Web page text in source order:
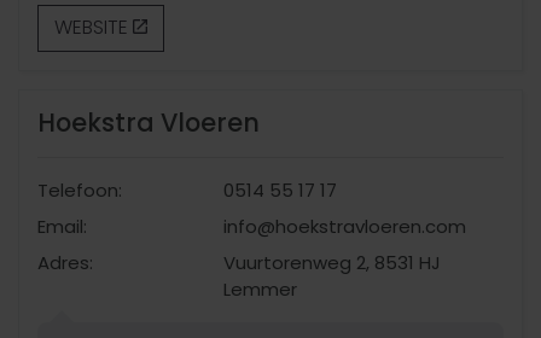
WEBSITE
Hoekstra Vloeren
Telefoon:
0514 55 17 17
Email:
info@hoekstravloeren.com
Adres:
Vuurtorenweg 2, 8531 HJ
Lemmer